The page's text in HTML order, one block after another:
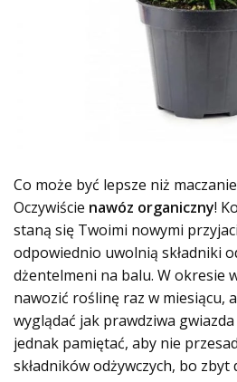
Co może być lepsze niż
Oczywiście nawóz organiczny!
staną się Twoimi nowymi
odpowiednio uwolnią składniki
dżentelmeni na balu. W okresie
nawozić roślinę raz w miesiącu,
wyglądać jak prawdziwa
jednak pamiętać, aby nie
składników odżywczych, bo zbyt